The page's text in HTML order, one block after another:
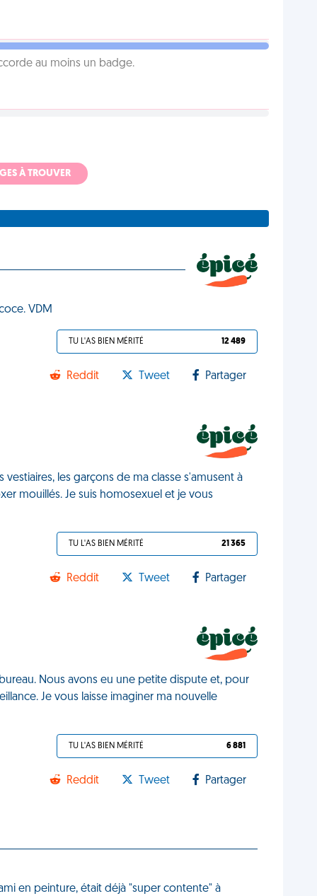
au moins un badge.
À TROUVER
VDM
TU L'AS BIEN MÉRITÉ 12 489
Reddit Tweet Partager
les garçons de ma classe s'amusent à
mouillés. Je suis homosexuel et je vous
TU L'AS BIEN MÉRITÉ 21 365
Reddit Tweet Partager
Nous avons eu une petite dispute et, pour
Je vous laisse imaginer ma nouvelle
TU L'AS BIEN MÉRITÉ 6 881
Reddit Tweet Partager
en peinture, était déjà "super contente" à